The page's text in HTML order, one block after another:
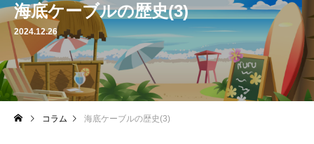
海底ケーブルの歴史(3)
2024.12.26
コラム 海底ケーブルの歴史(3)